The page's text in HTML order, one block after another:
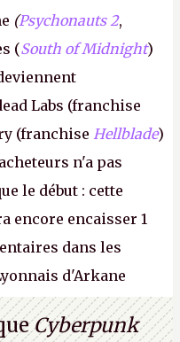
(Psychonauts 2,
(South of Midnight)
Labs (franchise
(franchise Hellblade)
n'a pas
le début : cette
encore encaisser 1
dans les
d'Arkane
faire partie des
Microsoft a confirmé
Cyberpunk